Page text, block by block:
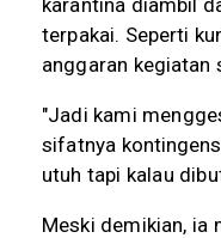
terpakai. Seperti
anggaran kegiatan
"Jadi kami
sifatnya
utuh tapi kalau
Meski demikian, ia